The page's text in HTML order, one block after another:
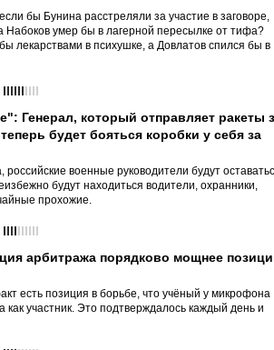
бы Бунина расстреляли за участие в заговоре,
Набоков умер бы в лагерной пересылке от тифа?
лекарствами в психушке, а Довлатов спился бы в
Генерал, который отправляет ракеты
будет бояться коробки у себя за
военные руководители будут
будут находиться водители, охранники,
прохожие.
арбитража порядково мощнее
есть позиция в борьбе, что учёный у микрофона
как участник. Это подтверждалось каждый день и